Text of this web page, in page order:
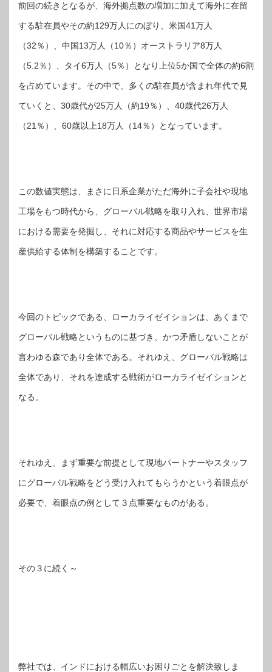
前回の続きとなるが、海外拠点数の増加に加えて海外に在留
する駐在員やその約129万人にのぼり、米国41万人
（32％）、中国13万人（10％）オーストラリア8万人
（5.2％）、タイ6万人（5％）となり上位5か国で全体の約6割
を占めています。その中で、多くの駐在員が含まれ年代で見
ていくと、30歳代が25万人（約19％）、40歳代26万人
（21％）、60歳以上18万人（14％）となっています。
この数値実態は、まさに日系企業がただ海外に子会社や現地
工場をもつ時代から、グローバル戦略を取り入れ、世界市場
における需要を発掘し、それに対応する商品やサービスを生
産供給する体制を構築することです。
今回のトピックである、ローカライゼイションは、あくまで
グローバル戦略というものに基づき、かつ矛盾しないことが
言わゆる森であり全体である。それゆえ、グローバル戦略は
全体であり、それを達成する戦術がローカライゼイションと
なる。
それゆえ、まず重要な前提として現地パートナーやスタッフ
にグローバル戦略をどう受け入れてもらうかという着眼点が
必要で、着眼点の例として３点重要なものがある。
その３に続く～
弊社では、インドにおける幅広いお困りごとを解決致しま